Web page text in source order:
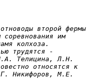
второй фермы
соревнования им
колхоза.
трудятся -
Телицина, Л.Н.
относятся к
Никифоров, М.Е.